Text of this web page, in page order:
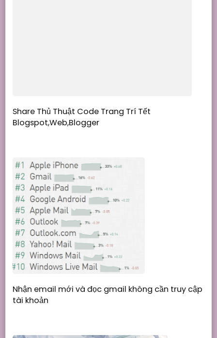
Share Thủ Thuật Code Trang Trí Tết
Blogspot,Web,Blogger
Nhận email mới và đọc gmail không cần truy cập
tài khoản